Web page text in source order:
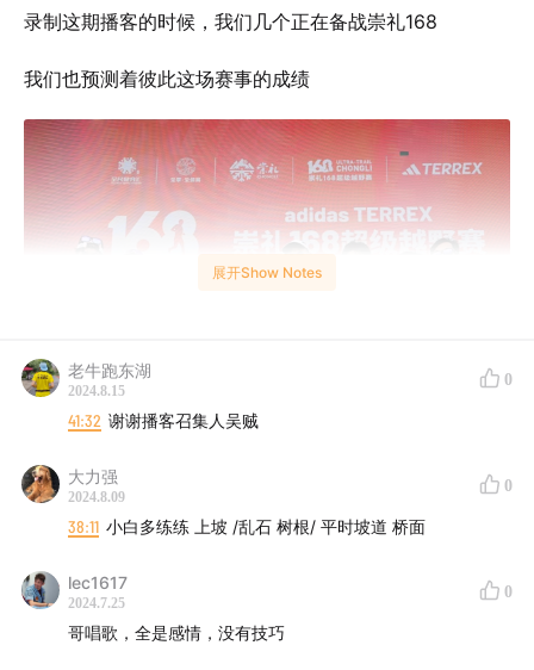
录制这期播客的时候，我们几个正在备战崇礼168
我们也预测着彼此这场赛事的成绩
比赛结束，本期的播客两位嘉宾：
@400，获得了2024崇礼168越野赛30公里组的冠军
展开Show Notes
老牛跑东湖
2024.8.15
0
41:32 谢谢播客召集人吴贼
大力强
2024.8.09
0
38:11 小白多练练 上坡 /乱石 树根/ 平时坡道 桥面
lec1617
2024.7.25
0
哥唱歌，全是感情，没有技巧